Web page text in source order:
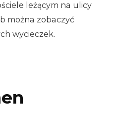
leżącym na ulicy
można zobaczyć
wycieczek.